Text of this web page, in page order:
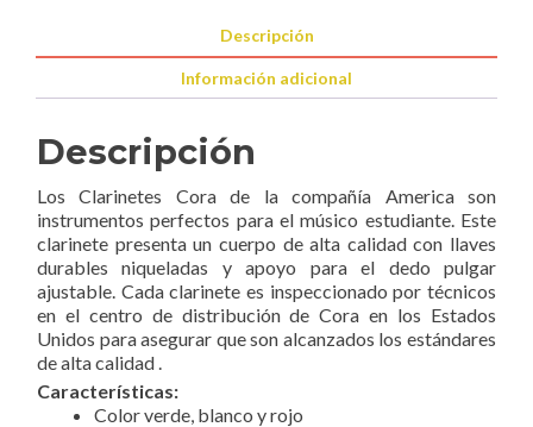
Descripción
Información adicional
Descripción
Los Clarinetes Cora de la compañía America son
instrumentos perfectos para el músico estudiante. Este
clarinete presenta un cuerpo de alta calidad con llaves
durables niqueladas y apoyo para el dedo pulgar
ajustable. Cada clarinete es inspeccionado por técnicos
en el centro de distribución de Cora en los Estados
Unidos para asegurar que son alcanzados los estándares
de alta calidad .
Características:
Color verde, blanco y rojo